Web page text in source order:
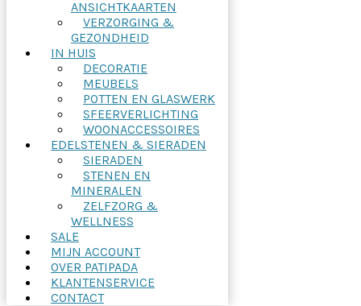
ANSICHTKAARTEN
VERZORGING &
GEZONDHEID
IN HUIS
DECORATIE
MEUBELS
POTTEN EN GLASWERK
SFEERVERLICHTING
WOONACCESSOIRES
EDELSTENEN & SIERADEN
SIERADEN
STENEN EN
MINERALEN
ZELFZORG &
WELLNESS
SALE
MIJN ACCOUNT
OVER PATIPADA
KLANTENSERVICE
CONTACT